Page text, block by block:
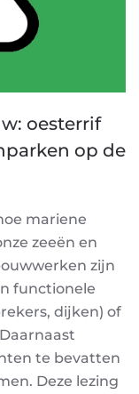
oesterrif
op de
mariene
zeeën en
zijn
functionele
dijken) of
te bevatten
Deze lezing